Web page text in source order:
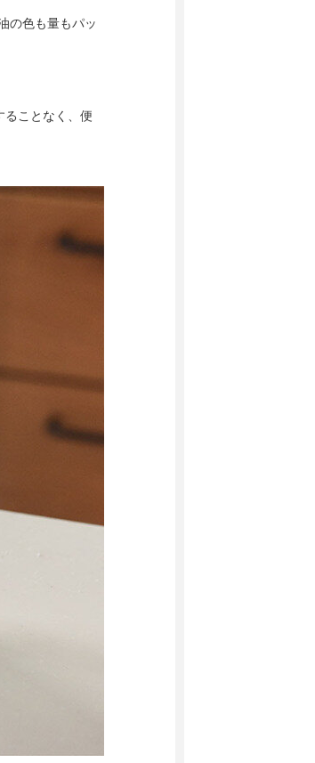
の色も量もパッ
ことなく、便